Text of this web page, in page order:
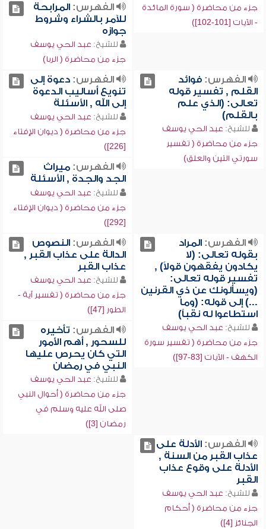
جزء من محاضرة ( سورة المائدة
- الآيات [101-102])
الفهرس:المرابحة
للآمر بالشراء وشروط
جوازه
للشيخ: عبد الحي يوسف
جزء من محاضرة ( الربا)
الفهرس:فوائد
القلم , تفسير قوله
تعالى: (الذي علم
بالقلم)
للشيخ: عبد الحي يوسف
جزء من محاضرة ( تفسير
سورتي التين والعلق)
الفهرس:دعوة إلى
تنويع أساليب الدعوة
إلى الله , الأسئلة
للشيخ: عبد الحي يوسف
جزء من محاضرة ( ديوان الإفتاء
[226])
الفهرس:ميراث
الجد والجدة , الأسئلة
للشيخ: عبد الحي يوسف
جزء من محاضرة ( ديوان الإفتاء
[292])
الفهرس:المراد
بقوله تعالى: (لا
يكادون يفقهون قولاً) ,
تفسير قوله تعالى:
(ويسألونك عن ذي القرنين
...) إلى قوله: (وما
استطاعوا له نقباً)
للشيخ: عبد الحي يوسف
جزء من محاضرة ( تفسير سورة
الكهف - الآيات [83-97])
الفهرس:النصوص
الدالة على عذاب القبر ,
عذاب القبر
للشيخ: عبد الحي يوسف
جزء من محاضرة ( تفسير آية -
الطور [47])
الفهرس: تأخيره
للسحور , أهم الأمور
التي كان يحرص عليها
النبي في رمضان
للشيخ: عبد الحي يوسف
جزء من محاضرة ( أحوال النبي
صلى الله عليه وسلم في
رمضان [3])
الفهرس:الأدلة على
عذاب القبر من السنة ,
الأدلة على وقوع عذاب
القبر
للشيخ: عبد الحي يوسف
جزء من محاضرة ( أحكام
الجنائز [4])